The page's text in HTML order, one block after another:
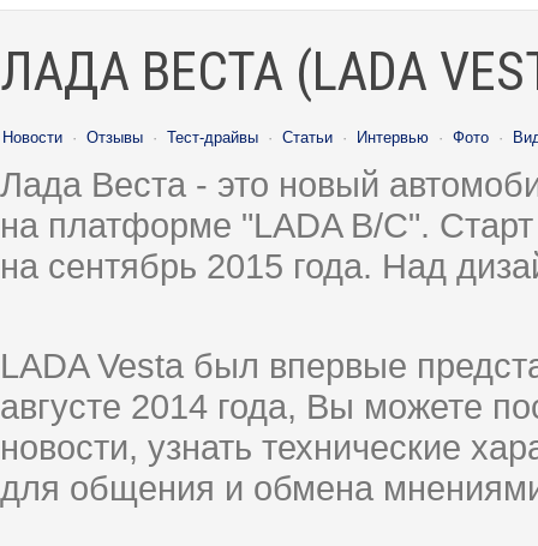
ЛАДА ВЕСТА (LADA
Новости · Отзывы · Тест-драйвы · Статьи · Интервью · Фото ·
Лада Веста - это новый
на платформе "LADA B/C".
на сентябрь 2015 года. Над
LADA Vesta был впервые
августе 2014 года, Вы можете
новости, узнать технические
для общения и обмена